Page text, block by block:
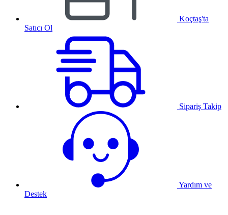
Koçtaş'ta
Satıcı Ol
Sipariş Takip
Yardım ve
Destek